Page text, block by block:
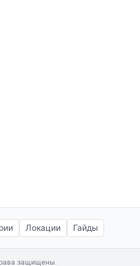
Локации Гайды
защищены.